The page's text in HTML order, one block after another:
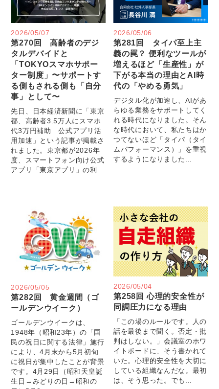
2026/05/07
第270回 高齢者のデジ
タルデバイドと
「TOKYOスマホサポー
ター制度」〜サポートす
る側もされる側も「自分
事」として〜
先日、日本経済新聞に「東京
都、高齢者3.5万人にスマホ
代3万円補助 公式アプリ活
用加速」という記事が掲載さ
れました。東京都が2026年
度、スマートフォン向け公式
アプリ「東京アプリ」の利...
2026/05/06
第281回 タイパ至上主
義の罠？ 便利なツールが
増えるほど「生産性」が
下がる本当の理由とAI時
代の「やめる勇気」
デジタル化が加速し、AIがあ
らゆる業務をサポートしてく
れる時代になりました。そん
な時代において、私たちはか
つてないほど「タイパ（タイ
ムパフォーマンス）」を重視
するようになりました...
2026/05/05
第282回 黄金週間（ゴ
ールデンウイーク）
ゴールデンウイークは、
1948年（昭和23年）の「国
民の祝日に関する法律」施行
により、4月末から5月初旬
に祝日が集中したことが背景
です。4月29日（昭和天皇誕
生日→みどりの日→昭和の
2026/05/04
第258回 心理的安全性が
同調圧力になる理由
「この場のルールです。人の
話を最後まで聞く。否定・批
判はしない。」会議室のホワ
イトボードに、そう書かれて
いた。心理的安全性を大切に
している組織なんだな。最初
は、そう思った。でも...